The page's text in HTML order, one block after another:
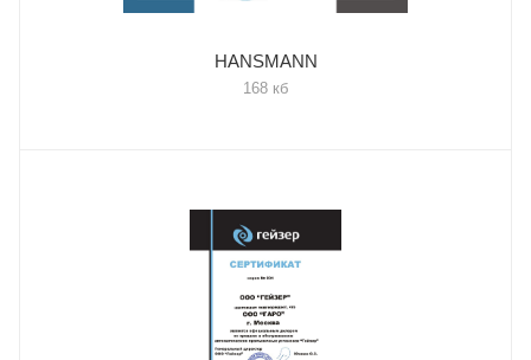
HANSMANN
168 кб